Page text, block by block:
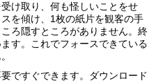
け取り、何も怪しいことをせ
を傾け、1枚の紙片を観客の手
ろ隠すところがありません。終
す。これでフォースできている
ですぐできます。ダウンロード